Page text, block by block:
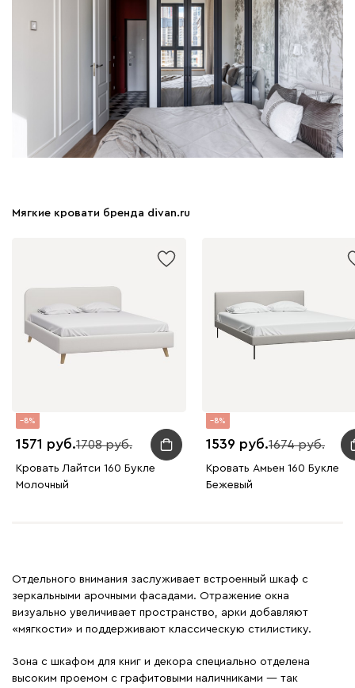
Мягкие кровати бренда divan.ru
8
1571 1708
Кровать Лайтси 160 Букле
Молочный
8
1539 1674
Кровать Амьен 160 Букле
Бежевый
Отдельного внимания заслуживает встроенный шкаф с
зеркальными арочными фасадами. Отражение окна
визуально увеличивает пространство, арки добавляют
«мягкости» и поддерживают классическую стилистику.
Зона с шкафом для книг и декора специально отделена
высоким проемом с графитовыми наличниками — так